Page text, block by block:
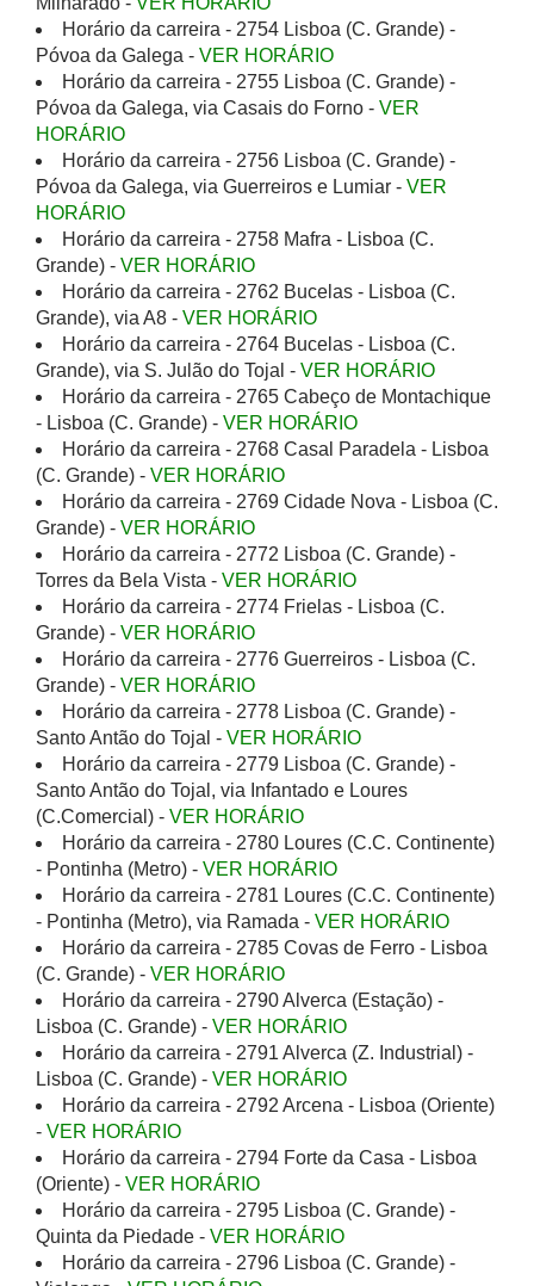
Horário da carreira - 2754 Lisboa (C. Grande) -
Póvoa da Galega - VER HORÁRIO
Horário da carreira - 2755 Lisboa (C. Grande) -
Póvoa da Galega, via Casais do Forno - VER
HORÁRIO
Horário da carreira - 2756 Lisboa (C. Grande) -
Póvoa da Galega, via Guerreiros e Lumiar - VER
HORÁRIO
Horário da carreira - 2758 Mafra - Lisboa (C.
Grande) - VER HORÁRIO
Horário da carreira - 2762 Bucelas - Lisboa (C.
Grande), via A8 - VER HORÁRIO
Horário da carreira - 2764 Bucelas - Lisboa (C.
Grande), via S. Julão do Tojal - VER HORÁRIO
Horário da carreira - 2765 Cabeço de Montachique
- Lisboa (C. Grande) - VER HORÁRIO
Horário da carreira - 2768 Casal Paradela - Lisboa
(C. Grande) - VER HORÁRIO
Horário da carreira - 2769 Cidade Nova - Lisboa (C.
Grande) - VER HORÁRIO
Horário da carreira - 2772 Lisboa (C. Grande) -
Torres da Bela Vista - VER HORÁRIO
Horário da carreira - 2774 Frielas - Lisboa (C.
Grande) - VER HORÁRIO
Horário da carreira - 2776 Guerreiros - Lisboa (C.
Grande) - VER HORÁRIO
Horário da carreira - 2778 Lisboa (C. Grande) -
Santo Antão do Tojal - VER HORÁRIO
Horário da carreira - 2779 Lisboa (C. Grande) -
Santo Antão do Tojal, via Infantado e Loures
(C.Comercial) - VER HORÁRIO
Horário da carreira - 2780 Loures (C.C. Continente)
- Pontinha (Metro) - VER HORÁRIO
Horário da carreira - 2781 Loures (C.C. Continente)
- Pontinha (Metro), via Ramada - VER HORÁRIO
Horário da carreira - 2785 Covas de Ferro - Lisboa
(C. Grande) - VER HORÁRIO
Horário da carreira - 2790 Alverca (Estação) -
Lisboa (C. Grande) - VER HORÁRIO
Horário da carreira - 2791 Alverca (Z. Industrial) -
Lisboa (C. Grande) - VER HORÁRIO
Horário da carreira - 2792 Arcena - Lisboa (Oriente)
- VER HORÁRIO
Horário da carreira - 2794 Forte da Casa - Lisboa
(Oriente) - VER HORÁRIO
Horário da carreira - 2795 Lisboa (C. Grande) -
Quinta da Piedade - VER HORÁRIO
Horário da carreira - 2796 Lisboa (C. Grande) -